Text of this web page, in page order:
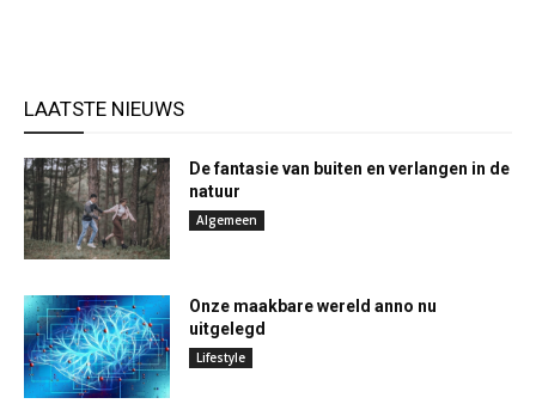
LAATSTE NIEUWS
De fantasie van buiten en verlangen in de
natuur
Algemeen
Onze maakbare wereld anno nu
uitgelegd
Lifestyle